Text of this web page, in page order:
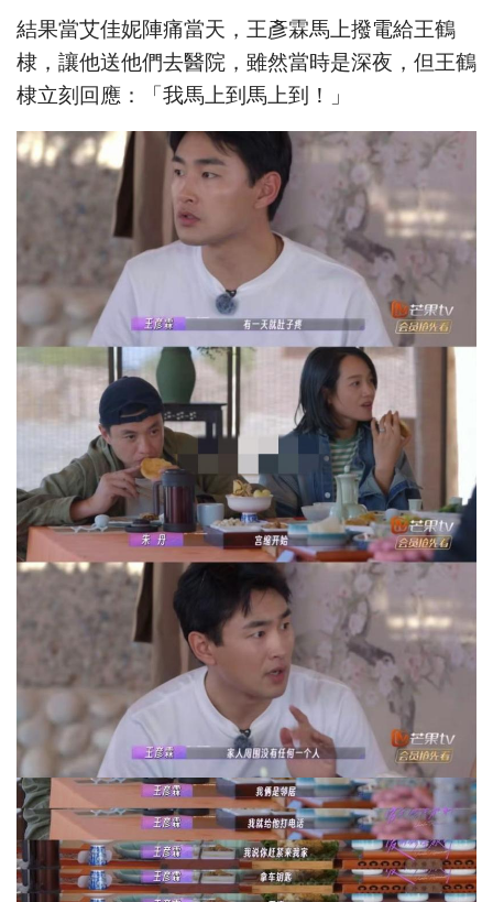
結果當艾佳妮陣痛當天，王彥霖馬上撥電給王鶴
棣，讓他送他們去醫院，雖然當時是深夜，但王鶴
棣立刻回應：「我馬上到馬上到！」